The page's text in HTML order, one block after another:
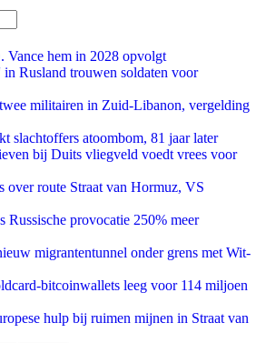
Vance hem in 2028 opvolgt
Rusland trouwen soldaten voor
militairen in Zuid-Libanon, vergelding
slachtoffers atoombom, 81 jaar later
bij Duits vliegveld voedt vrees voor
over route Straat van Hormuz, VS
Russische provocatie 250% meer
migrantentunnel onder grens met Wit-
bitcoinwallets leeg voor 114 miljoen
hulp bij ruimen mijnen in Straat van